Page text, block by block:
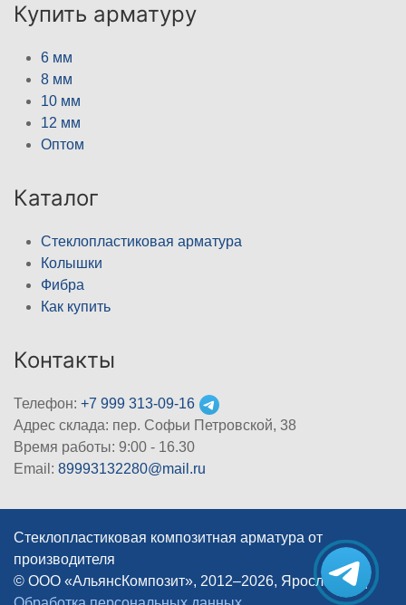
Купить арматуру
6 мм
8 мм
10 мм
12 мм
Оптом
Каталог
Стеклопластиковая арматура
Колышки
Фибра
Как купить
Контакты
Телефон: +7 999 313-09-16
Адрес склада: пер. Софьи Петровской, 38
Время работы: 9:00 - 16.30
Email: 89993132280@mail.ru
Стеклопластиковая композитная арматура от
производителя
© ООО «АльянсКомпозит», 2012–2026, Ярославль
|